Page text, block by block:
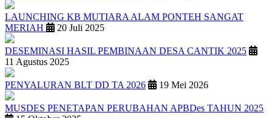
LAUNCHING KB MUTIARA ALAM PONTEH SANGAT
MERIAH
20 Juli 2025
DESEMINASI HASIL PEMBINAAN DESA CANTIK 2025
11 Agustus 2025
PENYALURAN BLT DD TA 2026 19 Mei 2026
MUSDES PENETAPAN PERUBAHAN APBDes TAHUN 2025